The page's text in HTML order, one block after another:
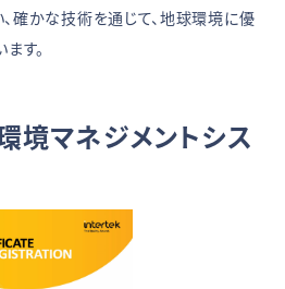
確かな技術を通じて、地球環境に優
す。
境マネジメントシス